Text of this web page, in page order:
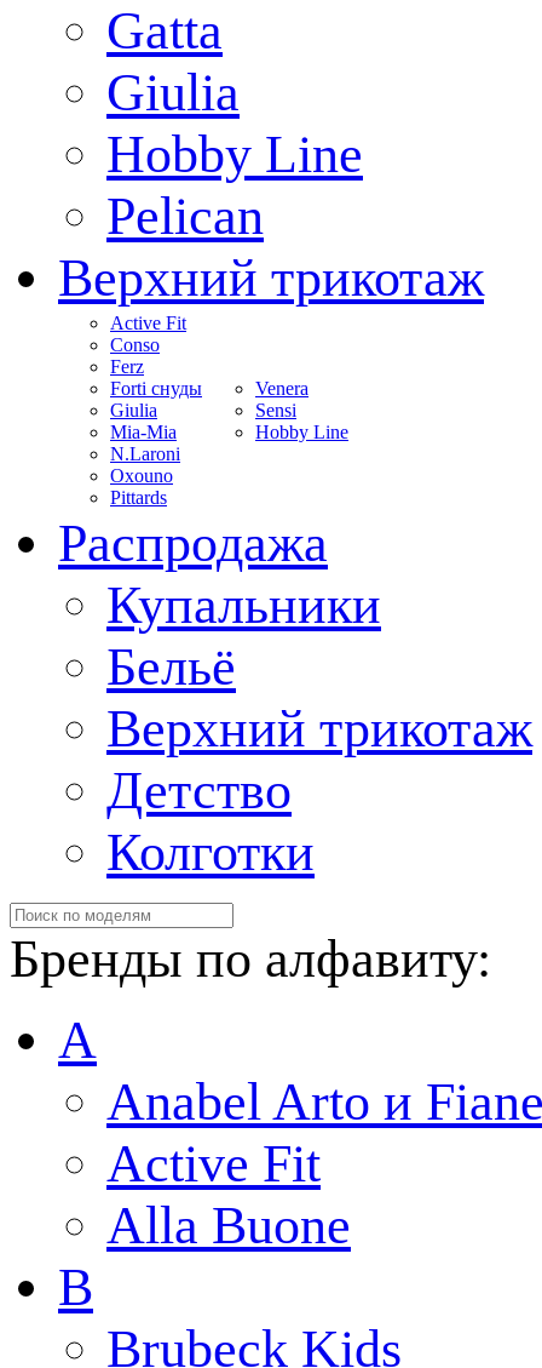
Gatta
Giulia
Hobby Line
Pelican
Верхний трикотаж
Active Fit
Conso
Ferz
Forti снуды
Giulia
Mia-Mia
N.Laroni
Oxouno
Pittards
Venera
Sensi
Hobby Line
Распродажа
Купальники
Бельё
Верхний трикотаж
Детство
Колготки
Бренды по алфавиту:
A
Anabel Arto и
Active Fit
Alla Buone
B
Brubeck Kids